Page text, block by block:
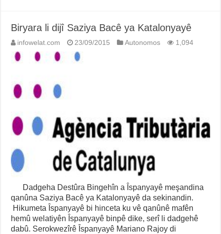
Biryara li dijî Saziya Bacê ya Katalonyayê
infowelat.com 23/09/2015 Autonomos 1,094
Dadgeha Destûra Bingehîn a Îspanyayê meşandina
qanûna Saziya Bacê ya Katalonyayê da sekinandin.
Hikumeta Îspanyayê bi hinceta ku vê qanûnê mafên
hemû welatiyên Îspanyayê binpê dike, serî li dadgehê
dabû. Serokwezîrê Îspanyayê Mariano Rajoy di